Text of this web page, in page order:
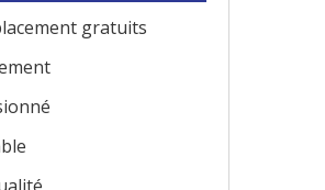
gratuits